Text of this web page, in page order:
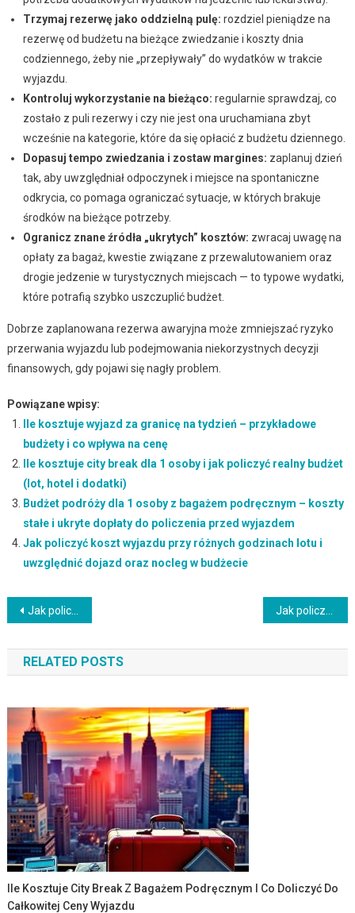
Trzymaj rezerwę jako oddzielną pulę: rozdziel pieniądze na
rezerwę od budżetu na bieżące zwiedzanie i koszty dnia
codziennego, żeby nie „przepływały” do wydatków w trakcie
wyjazdu.
Kontroluj wykorzystanie na bieżąco: regularnie sprawdzaj, co
zostało z puli rezerwy i czy nie jest ona uruchamiana zbyt
wcześnie na kategorie, które da się opłacić z budżetu dziennego.
Dopasuj tempo zwiedzania i zostaw margines: zaplanuj dzień
tak, aby uwzględniał odpoczynek i miejsce na spontaniczne
odkrycia, co pomaga ograniczać sytuacje, w których brakuje
środków na bieżące potrzeby.
Ogranicz znane źródła „ukrytych” kosztów: zwracaj uwagę na
opłaty za bagaż, kwestie związane z przewalutowaniem oraz
drogie jedzenie w turystycznych miejscach — to typowe wydatki,
które potrafią szybko uszczuplić budżet.
Dobrze zaplanowana rezerwa awaryjna może zmniejszać ryzyko
przerwania wyjazdu lub podejmowania niekorzystnych decyzji
finansowych, gdy pojawi się nagły problem.
Powiązane wpisy:
Ile kosztuje wyjazd za granicę na tydzień – przykładowe
budżety i co wpływa na cenę
Ile kosztuje city break dla 1 osoby i jak policzyć realny budżet
(lot, hotel i dodatki)
Budżet podróży dla 1 osoby z bagażem podręcznym – koszty
stałe i ukryte dopłaty do policzenia przed wyjazdem
Jak policzyć koszt wyjazdu przy różnych godzinach lotu i
uwzględnić dojazd oraz nocleg w budżecie
Nawigacja
wpisu
Jak policzyć koszt wyjazdu przy różnych godzinach lotu i uwzględnić dojazd oraz nocleg w budżecie
RELATED POSTS
Ile Kosztuje City Break Z Bagażem Podręcznym I Co Doliczyć Do
Całkowitej Ceny Wyjazdu